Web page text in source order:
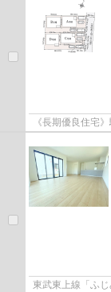
《長期優良住宅
東武東上線「ふ